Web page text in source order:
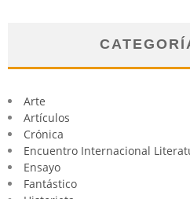
Arte
Artículos
Crónica
Encuentro Internacional
Ensayo
Fantástico